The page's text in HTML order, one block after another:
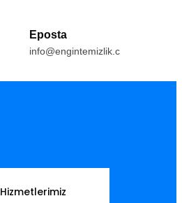
Eposta
info@engintemizlik.com
Hizmetlerimiz